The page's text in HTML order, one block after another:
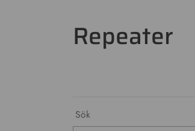
Repeater
Sök